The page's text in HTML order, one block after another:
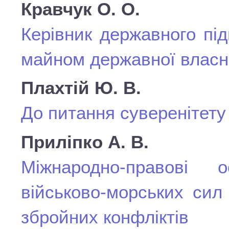
Кравчук О. О.
Керівник державного
майном державної
Плахтій Ю. В.
До питання
Приліпко А. В.
Міжнародно-
військово-морських
збройних конфліктів